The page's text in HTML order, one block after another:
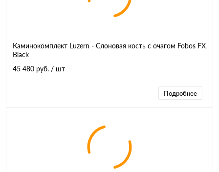
Каминокомплект Luzern - Слоновая кость с очагом Fobos FX
Black
45 480 руб. / шт
Подробнее